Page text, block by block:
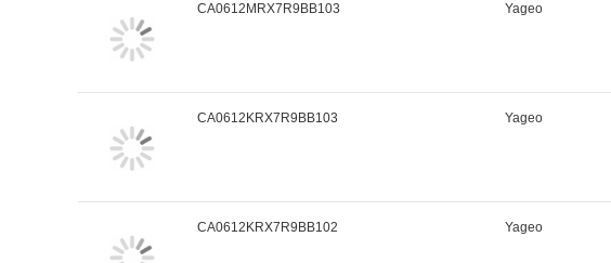
CA0612MRX7R9BB103 Yageo
CA0612KRX7R9BB103 Yageo
CA0612KRX7R9BB102 Yageo